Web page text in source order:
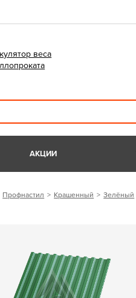
веса
АКЦИИ
Профнастил Крашенный Зелёный